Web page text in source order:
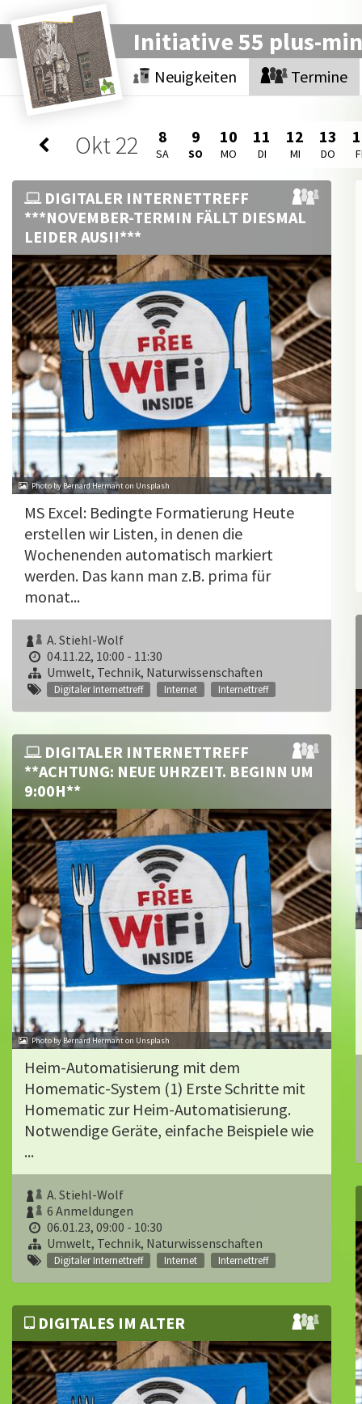
Initiative 55 plus-
Neuigkeiten Termine
Okt22 8
SA
9
SO
10
MO
11
DI
12
MI
13
DO
DIGITALER INTERNETTREFF
***NOVEMBER-TERMIN FÄLLT DIESMAL
LEIDER AUS!!***
Photo by Bernard Hermant on Unsplash
MS Excel: Bedingte Formatierung Heute
erstellen wir Listen, in denen die
Wochenenden automatisch markiert
werden. Das kann man z.B. prima für
monat...
A. Stiehl-Wolf
04.11.22, 10:00 - 11:30
Umwelt, Technik, Naturwissenschaften
Digitaler Internettreff Internet Internettreff
DIGITALER INTERNETTREFF
**ACHTUNG: NEUE UHRZEIT. BEGINN UM
9:00H**
Photo by Bernard Hermant on Unsplash
Heim-Automatisierung mit dem
Homematic-System (1) Erste Schritte mit
Homematic zur Heim-Automatisierung.
Notwendige Geräte, einfache Beispiele wie
...
A. Stiehl-Wolf
6 Anmeldungen
06.01.23, 09:00 - 10:30
Umwelt, Technik, Naturwissenschaften
Digitaler Internettreff Internet Internettreff
DIGITALES IM ALTER